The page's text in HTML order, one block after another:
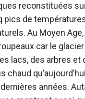
reconstituées
pics de
Au Moyen
car le glacier
lacs, des arbres et
années.